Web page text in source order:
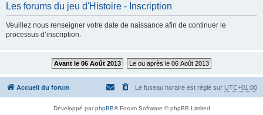
r
Les forums du jeu d'Histoire - Inscription
Veuillez nous renseigner votre date de naissance afin de continuer le
processus d’inscription.
Avant le 06 Août 2013 Le ou après le 06 Août 2013
Accueil du forum Le fuseau horaire est réglé sur UTC+01:00
Développé parphpBB® Forum Software © phpBB Limited